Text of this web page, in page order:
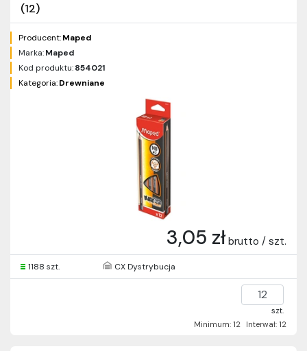
(12)
Producent:Maped
Marka:Maped
Kod produktu:854021
Kategoria:Drewniane
3,05 zł brutto / szt.
1188 szt. CX Dystrybucja
szt.
Minimum: 12
Interwał: 12